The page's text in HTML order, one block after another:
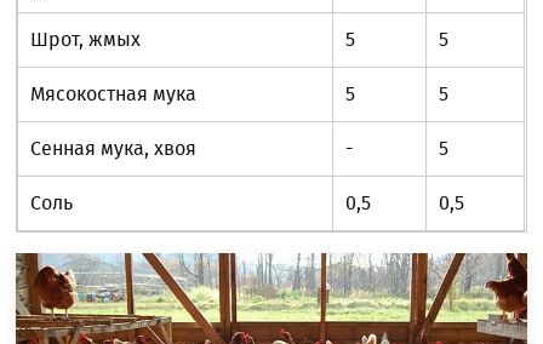
Шрот, жмых 5 5
Мясокостная мука 5 5
Сенная мука, хвоя - 5
Соль 0,5 0,5